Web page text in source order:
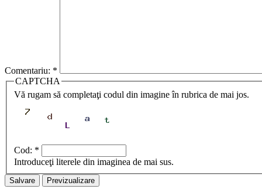
Comentariu: *
CAPTCHA
Vă rugam să completaţi codul din imagine în rubrica de mai jos.
Cod: *
Introduceţi literele din imaginea de mai sus.